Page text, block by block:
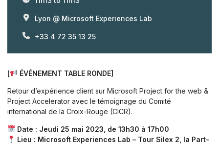
Lyon @ Microsoft Experiences Lab
+33 4 72 35 13 25
[ ÉVÉNEMENT TABLE RONDE]
Retour d’expérience client sur Microsoft Project for the web &
Project Accelerator avec le témoignage du Comité
international de la Croix-Rouge (CICR).
Date : Jeudi 25 mai 2023, de 13h30 à 17h00
Lieu : Microsoft Experiences Lab – Tour Silex 2, la Part-